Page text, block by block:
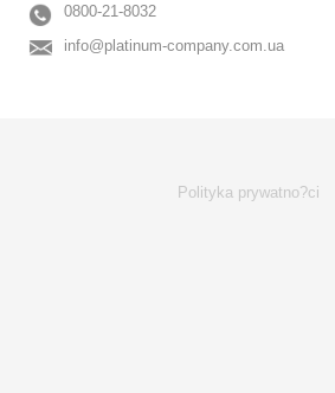
0800-21-8032
info@platinum-company.com.ua
Polityka prywatno?ci